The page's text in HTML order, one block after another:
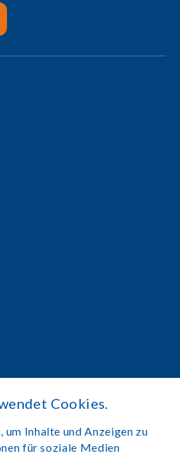
Cookies.
Inhalte und Anzeigen zu
für soziale Medien